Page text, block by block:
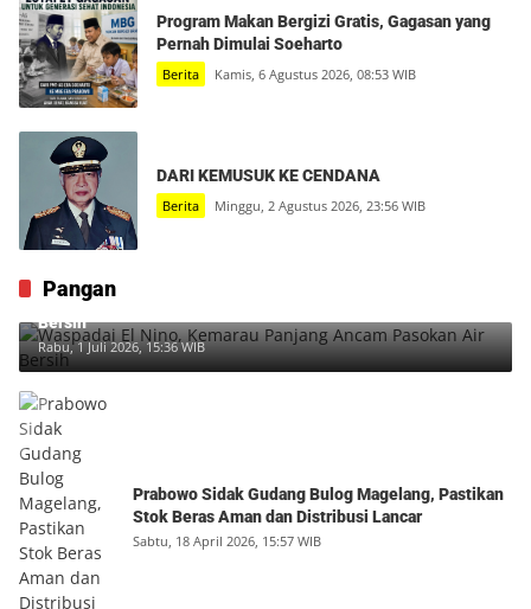
Program Makan Bergizi Gratis, Gagasan yang
Pernah Dimulai Soeharto
Berita Kamis, 6 Agustus 2026, 08:53 WIB
DARI KEMUSUK KE CENDANA
Berita Minggu, 2 Agustus 2026, 23:56 WIB
Pangan
Waspadai El Nino, Kemarau Panjang Ancam Pasokan Air
Bersih
Rabu, 1 Juli 2026, 15:36 WIB
Prabowo Sidak Gudang Bulog Magelang, Pastikan
Stok Beras Aman dan Distribusi Lancar
Sabtu, 18 April 2026, 15:57 WIB